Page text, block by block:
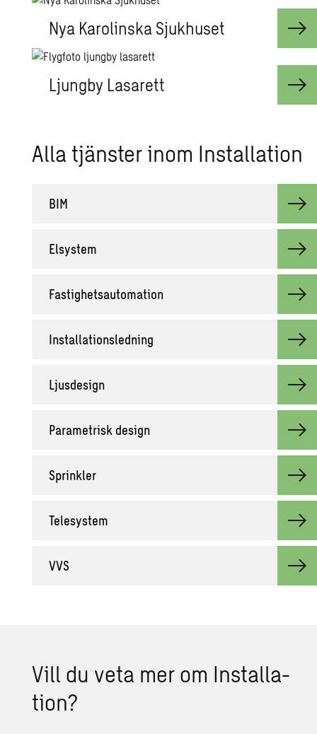
Nya Karolinska Sjukhuset
Ljungby Lasarett
Alla tjäns­ter inom In­stal­la­tion
BIM
El­sy­stem
Fas­tig­hets­au­to­ma­tion
In­stal­la­tions­led­ning
Ljus­de­sign
Pa­ra­met­risk de­sign
Sprink­ler
Te­le­sy­stem
VVS
Vill du veta mer om In­stal­la­
tion?